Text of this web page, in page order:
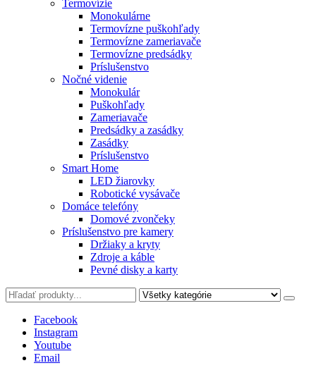
Termovízie
Monokulárne
Termovízne puškohľady
Termovízne zameriavače
Termovízne predsádky
Príslušenstvo
Nočné videnie
Monokulár
Puškohľady
Zameriavače
Predsádky a zasádky
Zasádky
Príslušenstvo
Smart Home
LED žiarovky
Robotické vysávače
Domáce telefóny
Domové zvončeky
Príslušenstvo pre kamery
Držiaky a kryty
Zdroje a káble
Pevné disky a karty
Facebook
Instagram
Youtube
Email